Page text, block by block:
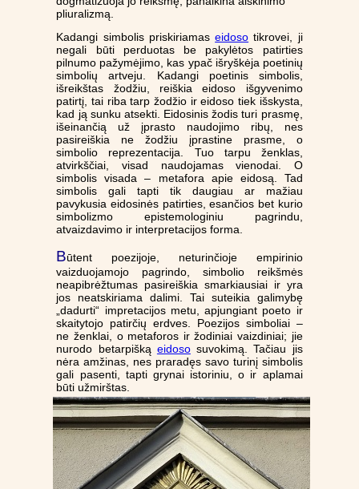
pliuralizmą.
Kadangi simbolis priskiriamaseidoso tikrovei, ji
negali būti perduotas be pakylėtos patirties
pilnumo pažymėjimo, kas ypač išryškėja poetinių
simbolių artveju. Kadangi poetinis simbolis,
išreikštas žodžiu, reiškia eidoso išgyvenimo
patirtį, tai riba tarp žodžio ir eidoso tiek išskysta,
kad ją sunku atsekti. Eidosinis žodis turi prasmę,
išeinančią už įprasto naudojimo ribų, nes
pasireiškia ne žodžiu įprastine prasme, o
simbolio reprezentacija. Tuo tarpu ženklas,
atvirkščiai, visad naudojamas vienodai. O
simbolis visada – metafora apie eidosą. Tad
simbolis gali tapti tik daugiau ar mažiau
pavykusia eidosinės patirties, esančios bet kurio
simbolizmo epistemologiniu pagrindu,
atvaizdavimo ir interpretacijos forma.
Būtent poezijoje, neturinčioje empirinio
vaizduojamojo pagrindo, simbolio reikšmės
neapibrėžtumas pasireiškia smarkiausiai ir yra
jos neatskiriama dalimi. Tai suteikia galimybę
„dadurti“ impretacijos metu, apjungiant poeto ir
skaitytojo patirčių erdves. Poezijos simboliai –
ne ženklai, o metaforos ir žodiniai vaizdiniai; jie
nurodo betarpišką eidososuvokimą. Tačiau jis
nėra amžinas, nes praradęs savo turinį simbolis
gali pasenti, tapti grynai istoriniu, o ir aplamai
būti užmirštas.